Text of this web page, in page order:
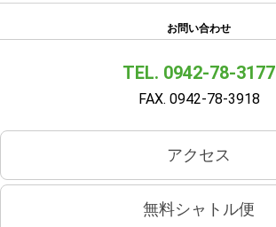
お問い合わせ
TEL. 0942-78-3177
FAX. 0942-78-3918
アクセス
無料シャトル便